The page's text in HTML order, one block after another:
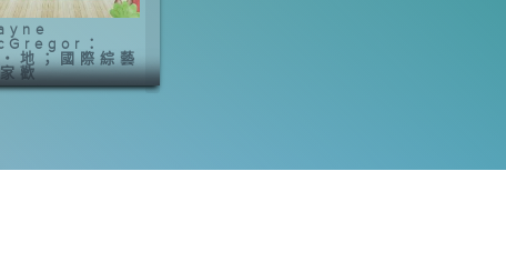
：
地；國際綜藝
歡